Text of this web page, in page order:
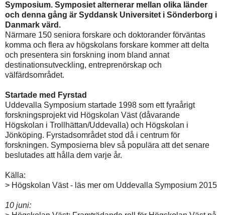
Symposium. Symposiet alternerar mellan olika länder
och denna gång är Syddansk Universitet i Sönderborg i
Danmark värd.
Närmare 150 seniora forskare och doktorander förväntas
komma och flera av högskolans forskare kommer att delta
och presentera sin forskning inom bland annat
destinationsutveckling, entreprenörskap och
välfärdsområdet.
Startade med Fyrstad
Uddevalla Symposium startade 1998 som ett fyraårigt
forskningsprojekt vid Högskolan Väst (dåvarande
Högskolan i Trollhättan/Uddevalla) och Högskolan i
Jönköping. Fyrstadsområdet stod då i centrum för
forskningen. Symposierna blev så populära att det senare
beslutades att hålla dem varje år.
Källa:
> Högskolan Väst - läs mer om Uddevalla Symposium 2015
10 juni: